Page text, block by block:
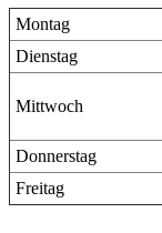
Montag
Dienstag
Mittwoch
Donnerstag
Freitag